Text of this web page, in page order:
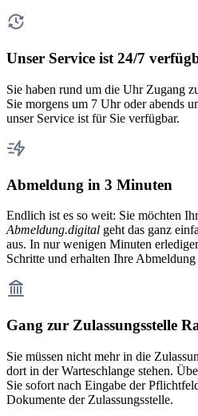
Unser Service ist 24/7
Sie haben rund um die Uhr Zugang
Sie morgens um 7 Uhr oder abends
unser Service ist für Sie verfügbar.
Abmeldung in 3 Minuten
Endlich ist es so weit: Sie möchten
Abmeldung.digital geht das ganz
aus. In nur wenigen Minuten
Schritte und erhalten Ihre
Gang zur Zulassungsstelle
Sie müssen nicht mehr in die
dort in der Warteschlange stehen.
Sie sofort nach Eingabe der
Dokumente der Zulassungsstelle.